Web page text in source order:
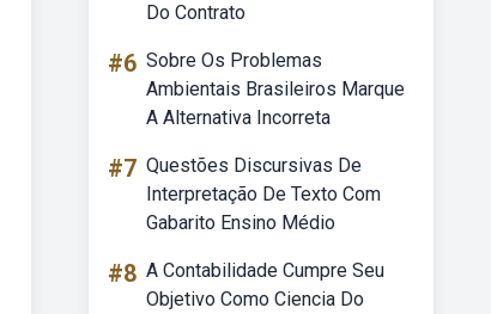
Do Contrato
#6 Sobre Os Problemas
Ambientais Brasileiros Marque
A Alternativa Incorreta
#7 Questões Discursivas De
Interpretação De Texto Com
Gabarito Ensino Médio
#8 A Contabilidade Cumpre Seu
Objetivo Como Ciencia Do